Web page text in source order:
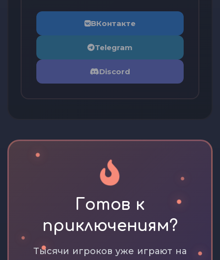
ВКонтакте
Telegram
Discord
Готов к
приключениям?
Тысячи игроков уже играют на